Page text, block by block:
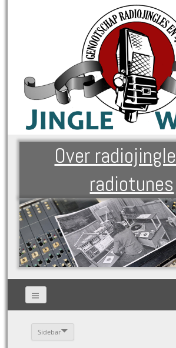
Over
radiotunes
Sidebar